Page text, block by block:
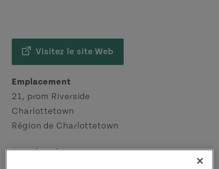
Visitez le site Web
Emplacement
21, prom Riverside
Charlottetown
Région de Charlottetown
Coordonnées